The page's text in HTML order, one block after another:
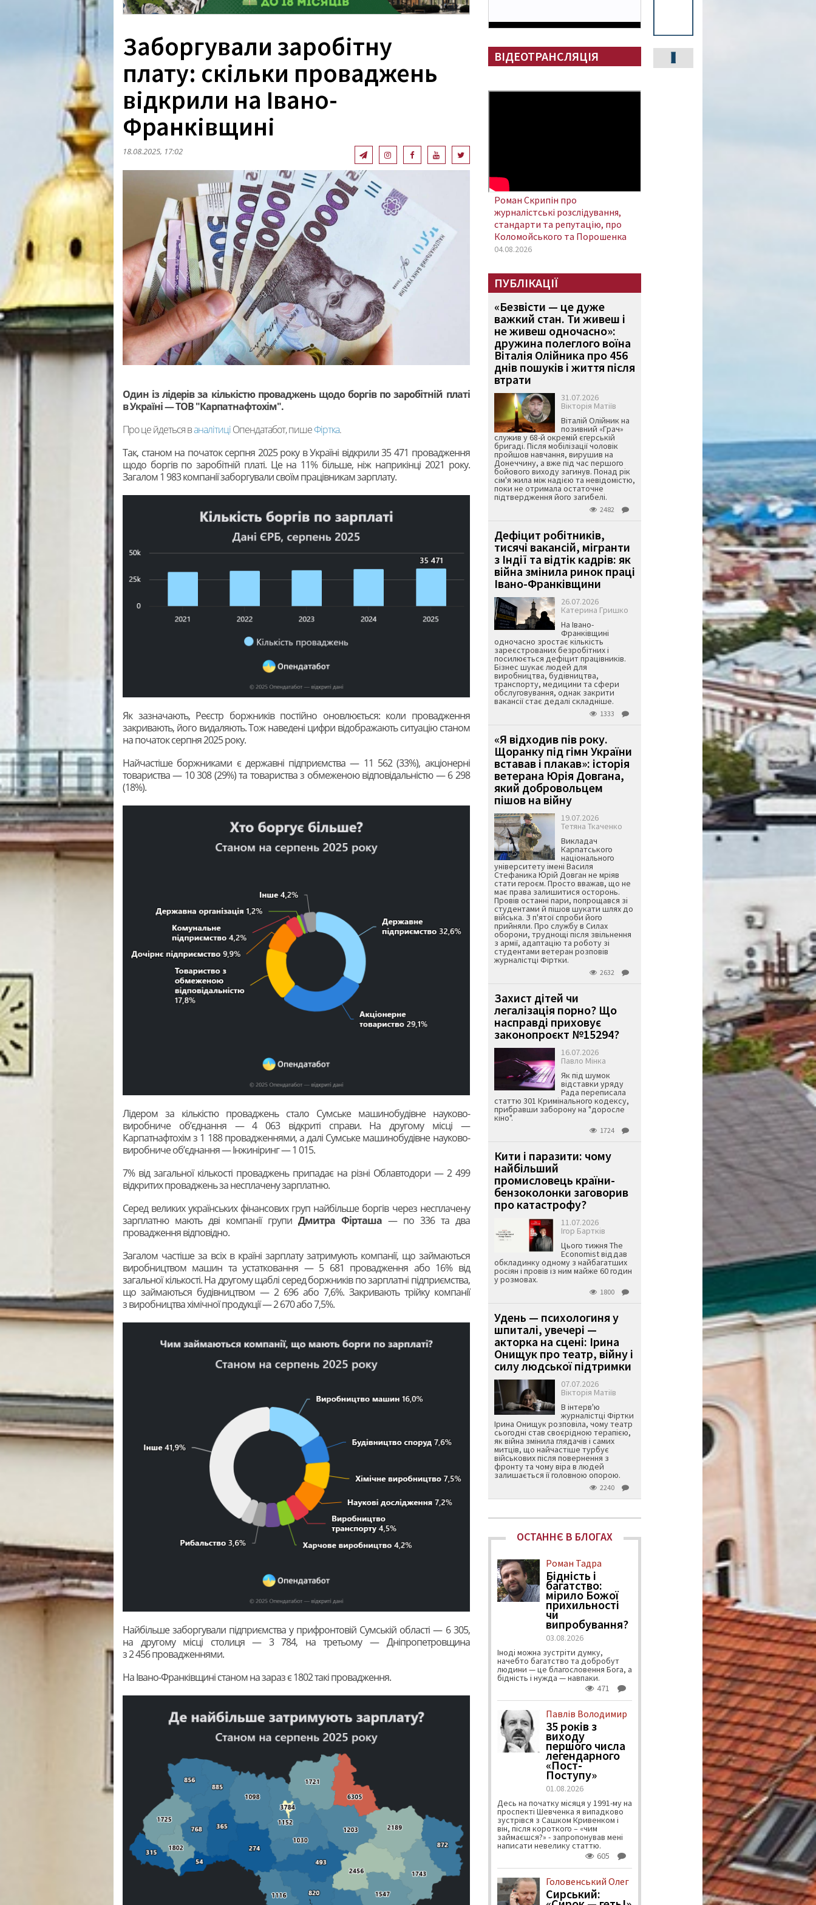
Заборгували заробітну
плату: скільки проваджень
відкрили на Івано-
Франківщині
18.08.2025, 17:02
Один із лідерів за кількістю проваджень щодо боргів по заробітній платі
в Україні — ТОВ "Карпатнафтохім".
Про це йдеться ваналітиціОпендатабот, пишеФіртка.
Так, станом на початок серпня 2025 року в Україні відкрили 35 471 провадження
щодо боргів по заробітній платі. Це на 11% більше, ніж наприкінці 2021 року.
Загалом 1 983 компанії заборгували своїм працівникам зарплату.
Як зазначають, Реєстр боржників постійно оновлюється: коли провадження
закривають, його видаляють. Тож наведені цифри відображають ситуацію станом
на початок серпня 2025 року.
Найчастіше боржниками є державні підприємства — 11 562 (33%), акціонерні
товариства — 10 308 (29%) та товариства з обмеженою відповідальністю — 6 298
(18%).
Лідером за кількістю проваджень стало Сумське машинобудівне науково-
виробниче об’єднання — 4 063 відкриті справи. На другому місці —
Карпатнафтохім з 1 188 провадженнями, а далі Сумське машинобудівне науково-
виробниче об’єднання — Інжиніринг — 1 015.
7% від загальної кількості проваджень припадає на різні Облавтодори — 2 499
відкритих проваджень за несплачену зарплатню.
Серед великих українських фінансових груп найбільше боргів через несплачену
зарплатню мають дві компанії групи Дмитра Фірташа— по 336 та два
провадження відповідно.
Загалом частіше за всіх в країні зарплату затримують компанії, що займаються
виробництвом машин та устатковання — 5 681 провадження або 16% від
загальної кількості. На другому щаблі серед боржників по зарплатні підприємства,
що займаються будівництвом — 2 696 або 7,6%. Закривають трійку компанії
з виробництва хімічної продукції — 2 670 або 7,5%.
Найбільше заборгували підприємства у прифронтовій Сумській області — 6 305,
на другому місці столиця — 3 784, на третьому — Дніпропетровщина
з 2 456 провадженнями.
На Івано-Франківщині станом на зараз є 1802 такі провадження.
ВІДЕОТРАНСЛЯЦІЯ
Роман Скрипін про
журналістські розслідування,
стандарти та репутацію, про
Коломойського та Порошенка
04.08.2026
ПУБЛІКАЦІЇ
«Безвісти — це дуже
важкий стан. Ти живеш і
не живеш одночасно»:
дружина полеглого воїна
Віталія Олійника про 456
днів пошуків і життя після
втрати
31.07.2026
Вікторія Матіїв
Віталій Олійник на
позивний «Грач»
служив у 68-й окремій єгерській
бригаді. Після мобілізації чоловік
пройшов навчання, вирушив на
Донеччину, а вже під час першого
бойового виходу загинув. Понад рік
сім'я жила між надією та невідомістю,
поки не отримала остаточне
підтвердження його загибелі.
2482
Дефіцит робітників,
тисячі вакансій, мігранти
з Індії та відтік кадрів: як
війна змінила ринок праці
Івано-Франківщини
26.07.2026
Катерина Гришко
На Івано-
Франківщині
одночасно зростає кількість
зареєстрованих безробітних і
посилюється дефіцит працівників.
Бізнес шукає людей для
виробництва, будівництва,
транспорту, медицини та сфери
обслуговування, однак закрити
вакансії стає дедалі складніше.
1333
«Я відходив пів року.
Щоранку під гімн України
вставав і плакав»: історія
ветерана Юрія Довгана,
який добровольцем
пішов на війну
19.07.2026
Тетяна Ткаченко
Викладач
Карпатського
національного
університету імені Василя
Стефаника Юрій Довган не мріяв
стати героєм. Просто вважав, що не
має права залишитися осторонь.
Провів останні пари, попрощався зі
студентами й пішов шукати шлях до
війська. З п'ятої спроби його
прийняли. Про службу в Силах
оборони, труднощі після звільнення
з армії, адаптацію та роботу зі
студентами ветеран розповів
журналістці Фіртки.
2632
Захист дітей чи
легалізація порно? Що
насправді приховує
законопроєкт №15294?
16.07.2026
Павло Мінка
Як під шумок
відставки уряду
Рада переписала
статтю 301 Кримінального кодексу,
прибравши заборону на "доросле
кіно".
1724
Кити і паразити: чому
найбільший
промисловець країни-
бензоколонки заговорив
про катастрофу?
11.07.2026
Ігор Бартків
Цього тижня The
Economist віддав
обкладинку одному з найбагатших
росіян і провів із ним майже 60 годин
у розмовах.
1800
Удень — психологиня у
шпиталі, увечері —
акторка на сцені: Ірина
Онищук про театр, війну і
силу людської підтримки
07.07.2026
Вікторія Матіїв
В інтерв'ю
журналістці Фіртки
Ірина Онищук розповіла, чому театр
сьогодні став своєрідною терапією,
як війна змінила глядачів і самих
митців, що найчастіше турбує
військових після повернення з
фронту та чому віра в людей
залишається її головною опорою.
2240
ОСТАННЄ В БЛОГАХ
Роман Тадра
Бідність і
багатство:
мірило Божої
прихильності
чи
випробування?
03.08.2026
Іноді можна зустріти думку,
начебто багатство та добробут
людини — це благословення Бога, а
бідність і нужда — навпаки.
471
Павлів Володимир
35 років з
виходу
першого числа
легендарного
«Пост-
Поступу»
01.08.2026
Десь на початку місяця у 1991-му на
проспекті Шевченка я випадково
зустрівся з Сашком Кривенком і
він, після короткого – «чим
займаєшся?» - запропонував мені
написати невелику статтю.
605
Головенський Олег
Сирський: